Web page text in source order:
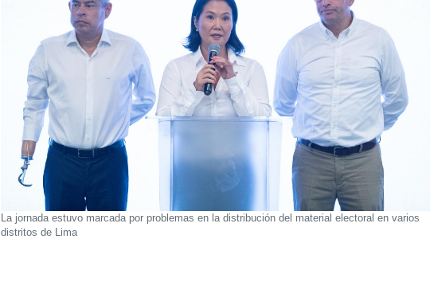
La jornada estuvo marcada por problemas en la distribución del material electoral en varios
distritos de Lima